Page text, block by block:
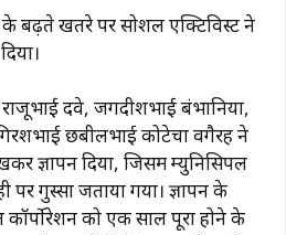
के बढ़ते खतरे पर सोशल एक्टिविस्ट ने
दवे, जगदीशभाई बंभानिया,
छबीलभाई कोटेचा वगैरह ने
ज्ञापन दिया, जिसमें म्युनिसिपल
पर गुस्सा जताया गया। ज्ञापन के
कॉर्पोरेशन को एक साल पूरा होने के